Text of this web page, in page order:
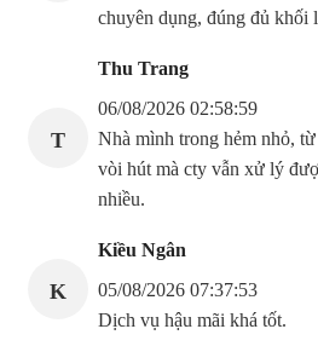
chuyên dụng, đúng đủ khối
T
Thu Trang
06/08/2026 02:58:59
Nhà mình trong hẻm nhỏ,
vòi hút mà cty vẫn xử lý
nhiều.
K
Kiều Ngân
05/08/2026 07:37:53
Dịch vụ hậu mãi khá tốt.